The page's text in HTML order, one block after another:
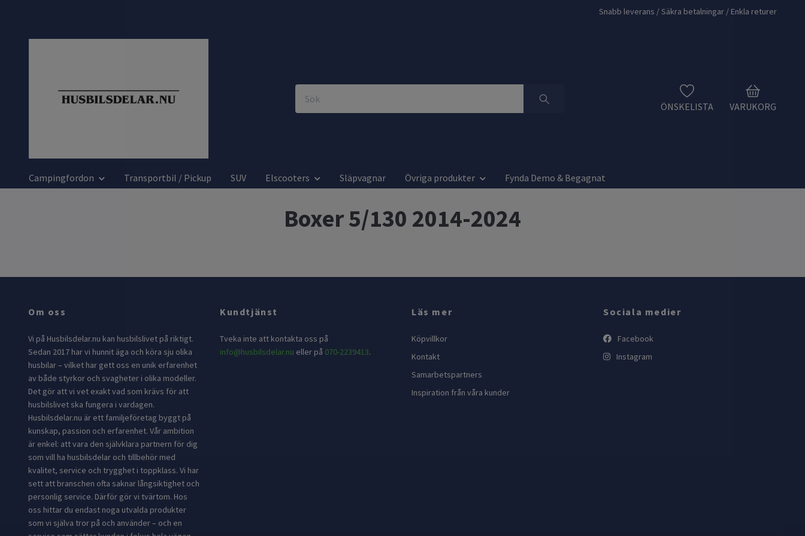
Snabb leverans / Säkra betalningar / Enkla returer
ÖNSKELISTA VARUKORG
Campingfordon Transportbil / Pickup SUV Elscooters Släpvagnar Övriga produkter Fynda Demo & Begagnat
Boxer 5/130 2014-2024
Om oss
Vi på Husbilsdelar.nu kan husbilslivet på riktigt.
Sedan 2017 har vi hunnit äga och köra sju olika
husbilar – vilket har gett oss en unik erfarenhet
av både styrkor och svagheter i olika modeller.
Det gör att vi vet exakt vad som krävs för att
husbilslivet ska fungera i vardagen.
Husbilsdelar.nu är ett familjeföretag byggt på
kunskap, passion och erfarenhet. Vår ambition
är enkel: att vara den självklara partnern för dig
som vill ha husbilsdelar och tillbehör med
kvalitet, service och trygghet i toppklass. Vi har
sett att branschen ofta saknar långsiktighet och
personlig service. Därför gör vi tvärtom. Hos
oss hittar du endast noga utvalda produkter
som vi själva tror på och använder – och en
Kundtjänst
Tveka inte att kontakta oss på
info@husbilsdelar.nu eller på 070-2239413.
Läs mer
Köpvillkor
Kontakt
Samarbetspartners
Inspiration från våra kunder
Sociala medier
Facebook
Instagram